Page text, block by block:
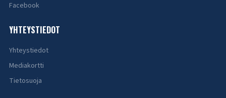
Facebook
YHTEYSTIEDOT
Yhteystiedot
Mediakortti
Tietosuoja